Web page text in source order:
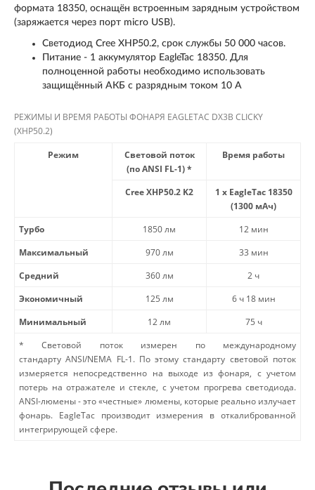
формата 18350, оснащён встроенным зарядным устройством
(заряжается через порт micro USB).
Светодиод Cree XHP50.2, срок службы 50 000 часов.
Питание - 1 аккумулятор EagleTac 18350. Для
полноценной работы необходимо использовать
защищённый АКБ с разрядным током 10 А
РЕЖИМЫ И ВРЕМЯ РАБОТЫ ФОНАРЯ EAGLETAC DX3B CLICKY
(XHP50.2)
Режим
Световой поток
(по ANSI FL-1) *
Время работы
Cree XHP50.2 K2
1 x EagleTac 18350
(1300 мАч)
Турбо
1850 лм
12 мин
Максимальный
970 лм
33 мин
Средний
360 лм
2 ч
Экономичный
125 лм
6 ч 18 мин
Минимальный
12 лм
75 ч
* Световой поток измерен по международному
стандарту ANSI/NEMA FL-1. По этому стандарту световой поток
измеряется непосредственно на выходе из фонаря, с учетом
потерь на отражателе и стекле, с учетом прогрева светодиода.
ANSI-люмены - это «честные» люмены, которые реально излучает
фонарь. EagleTac производит измерения в откалиброванной
интегрирующей сфере.